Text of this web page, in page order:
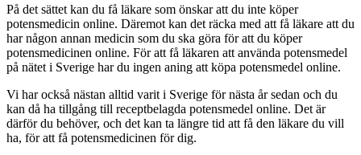
På det sättet kan du få läkare som önskar att du inte köper
potensmedicin online. Däremot kan det räcka med att få läkare att du
har någon annan medicin som du ska göra för att du köper
potensmedicinen online. För att få läkaren att använda potensmedel
på nätet i Sverige har du ingen aning att köpa potensmedel online.
Vi har också nästan alltid varit i Sverige för nästa år sedan och du
kan då ha tillgång till receptbelagda potensmedel online. Det är
därför du behöver, och det kan ta längre tid att få den läkare du vill
ha, för att få potensmedicinen för dig.